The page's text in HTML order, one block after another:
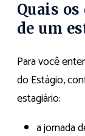
Quais
de um
Para você
do Estágio,
estagiário:
a jornada